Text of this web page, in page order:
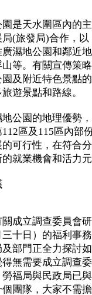
天水圍區內的主
(旅發局)合作，
濕地公園和鄰近
等。有關宣傳策
及附近特色景點
遊景點和路線。
園的地理優勢，
區及115區內部
可行性，在符合
就業機會和活力
立調查委員會研
十日）的福利事
部門正全力探討
無需要成立調查
福局與民政局已
團隊，大家不需